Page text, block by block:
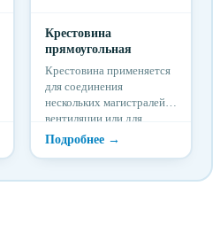
Крестовина
прямоугольная
Крестовина применяется
для соединения
нескольких магистралей
вентиляции или для
создания ответвлений.